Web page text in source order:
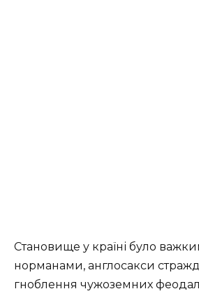
Становище у країні було
норманами, англосакси
гноблення чужоземних